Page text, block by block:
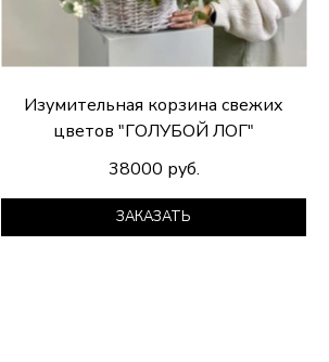
Изумительная корзина свежих
цветов "ГОЛУБОЙ ЛОГ"
38000 руб.
ЗАКАЗАТЬ